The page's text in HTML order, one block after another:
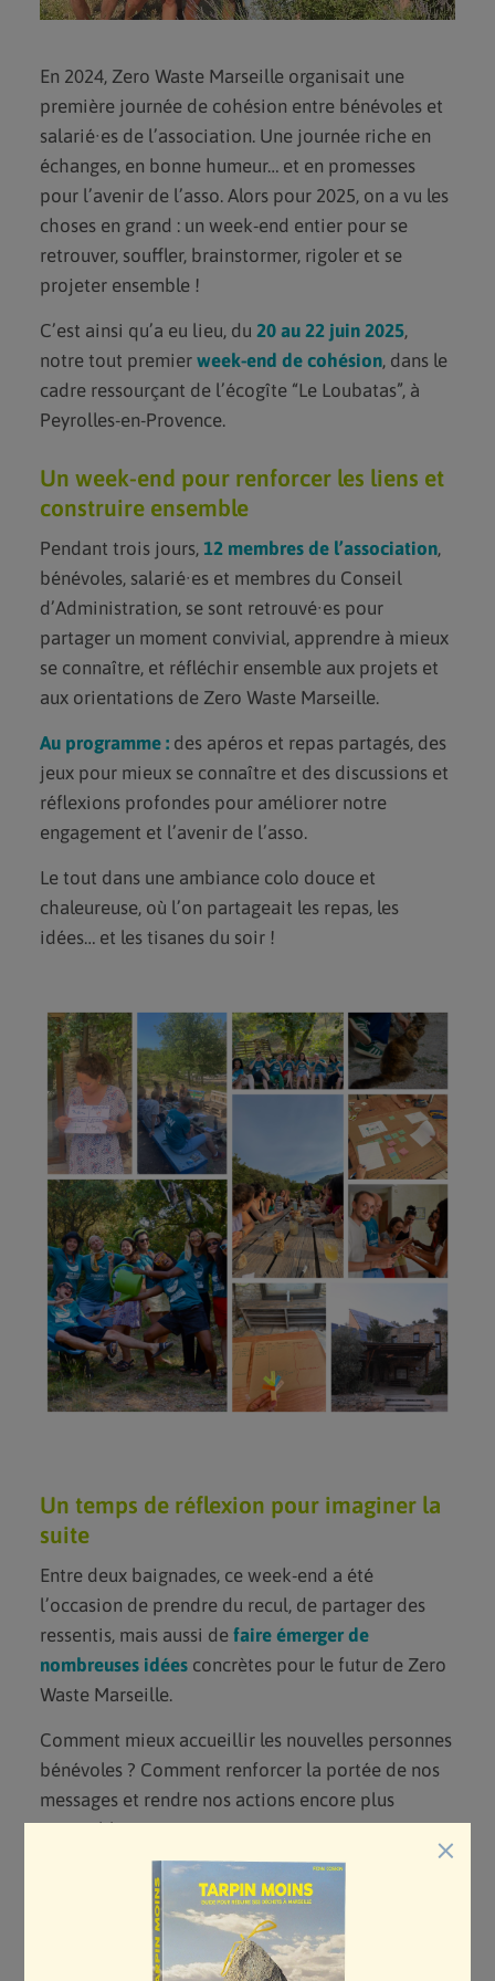
DEVENIR BÉNÉVOLE
SERVICE CIVIQUE
FAIRE UN DON
DEVENIR MÉCÈNE
AGENDA
BLOG
En 2024, Zero Waste Marseille organisait une
première journée de cohésion entre bénévoles et
salarié·es de l’association. Une journée riche en
échanges, en bonne humeur… et en promesses
pour l’avenir de l’asso. Alors pour 2025, on a vu les
choses en grand : un week-end entier pour se
retrouver, souffler, brainstormer, rigoler et se
projeter ensemble !
C’est ainsi qu’a eu lieu, du 20 au 22 juin 2025,
notre tout premier week-end de cohésion, dans le
cadre ressourçant de l’écogîte “Le Loubatas”, à
Peyrolles-en-Provence.
Un week-end pour renforcer les liens et
construire ensemble
Pendant trois jours, 12 membres de l’association,
bénévoles, salarié·es et membres du Conseil
d’Administration, se sont retrouvé·es pour
partager un moment convivial, apprendre à mieux
se connaître, et réfléchir ensemble aux projets et
aux orientations de Zero Waste Marseille.
Au programme : des apéros et repas partagés, des
jeux pour mieux se connaître et des discussions et
réflexions profondes pour améliorer notre
engagement et l’avenir de l’asso.
Le tout dans une ambiance colo douce et
chaleureuse, où l’on partageait les repas, les
idées… et les tisanes du soir !
Un temps de réflexion pour imaginer la
suite
Entre deux baignades, ce week-end a été
l’occasion de prendre du recul, de partager des
ressentis, mais aussi de faire émerger de
nombreuses idéesconcrètes pour le futur de Zero
Waste Marseille.
Comment mieux accueillir les nouvelles personnes
bénévoles ? Comment renforcer la portée de nos
messages et rendre nos actions encore plus
accessibles ? Et comment accompagner au mieux
les bénévoles face à l’éco-anxiété, si présente dans
nos engagements ? Autant de questions qui ont
trouvé leurs premiers éléments de réponse dans
l’intelligence collective du groupe !
×